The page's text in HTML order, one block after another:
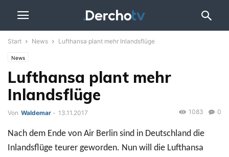
Start News Lufthansa plant mehr Inlandsflüge
News
Lufthansa plant mehr
Inlandsflüge
Von Waldemar - 13.11.2017 0
1083
Nach dem Ende von Air Berlin sind in Deutschland die
Inlandsflüge teurer geworden. Nun will die Lufthansa